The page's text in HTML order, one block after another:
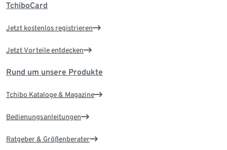
TchiboCard
Jetzt kostenlos registrieren
Jetzt Vorteile entdecken
Rund um unsere Produkte
Tchibo Kataloge & Magazine
Bedienungsanleitungen
Ratgeber & Größenberater